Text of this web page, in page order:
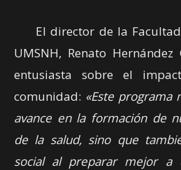
El director de la Facultad
UMSNH, Renato
entusiasta sobre el
comunidad: «Este programa
avance en la formación de
de la salud, sino que
social al preparar mejor a